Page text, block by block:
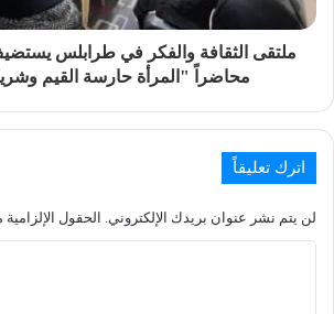
ملتقى الثقافة والفكر في طرابلس
محاضراً "المرأة حارسة القيم
اترك تعليقاً
لن يتم نشر عنوان بريدك الإلكتروني. الحقول الإلزامية